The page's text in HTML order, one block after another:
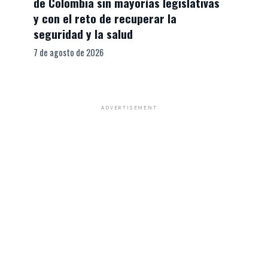
y con el reto de recuperar la
seguridad y la salud
7 de agosto de 2026
ADVERTISEMENT